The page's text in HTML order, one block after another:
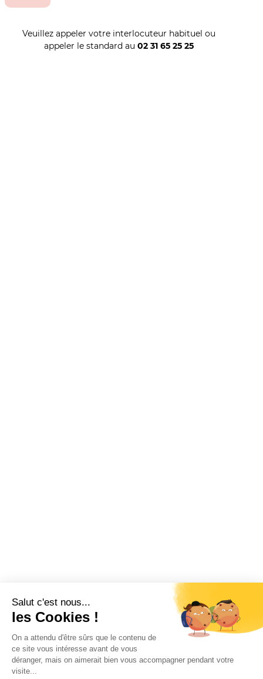
Salut c'est nous...
les Cookies !
On a attendu d'être sûrs que le contenu de
ce site vous intéresse avant de vous
déranger, mais on aimerait bien vous accompagner pendant votre
visite...
Veuillez appeler votre interlocuteur habituel ou
appeler le standard au 02 31 65 25 25